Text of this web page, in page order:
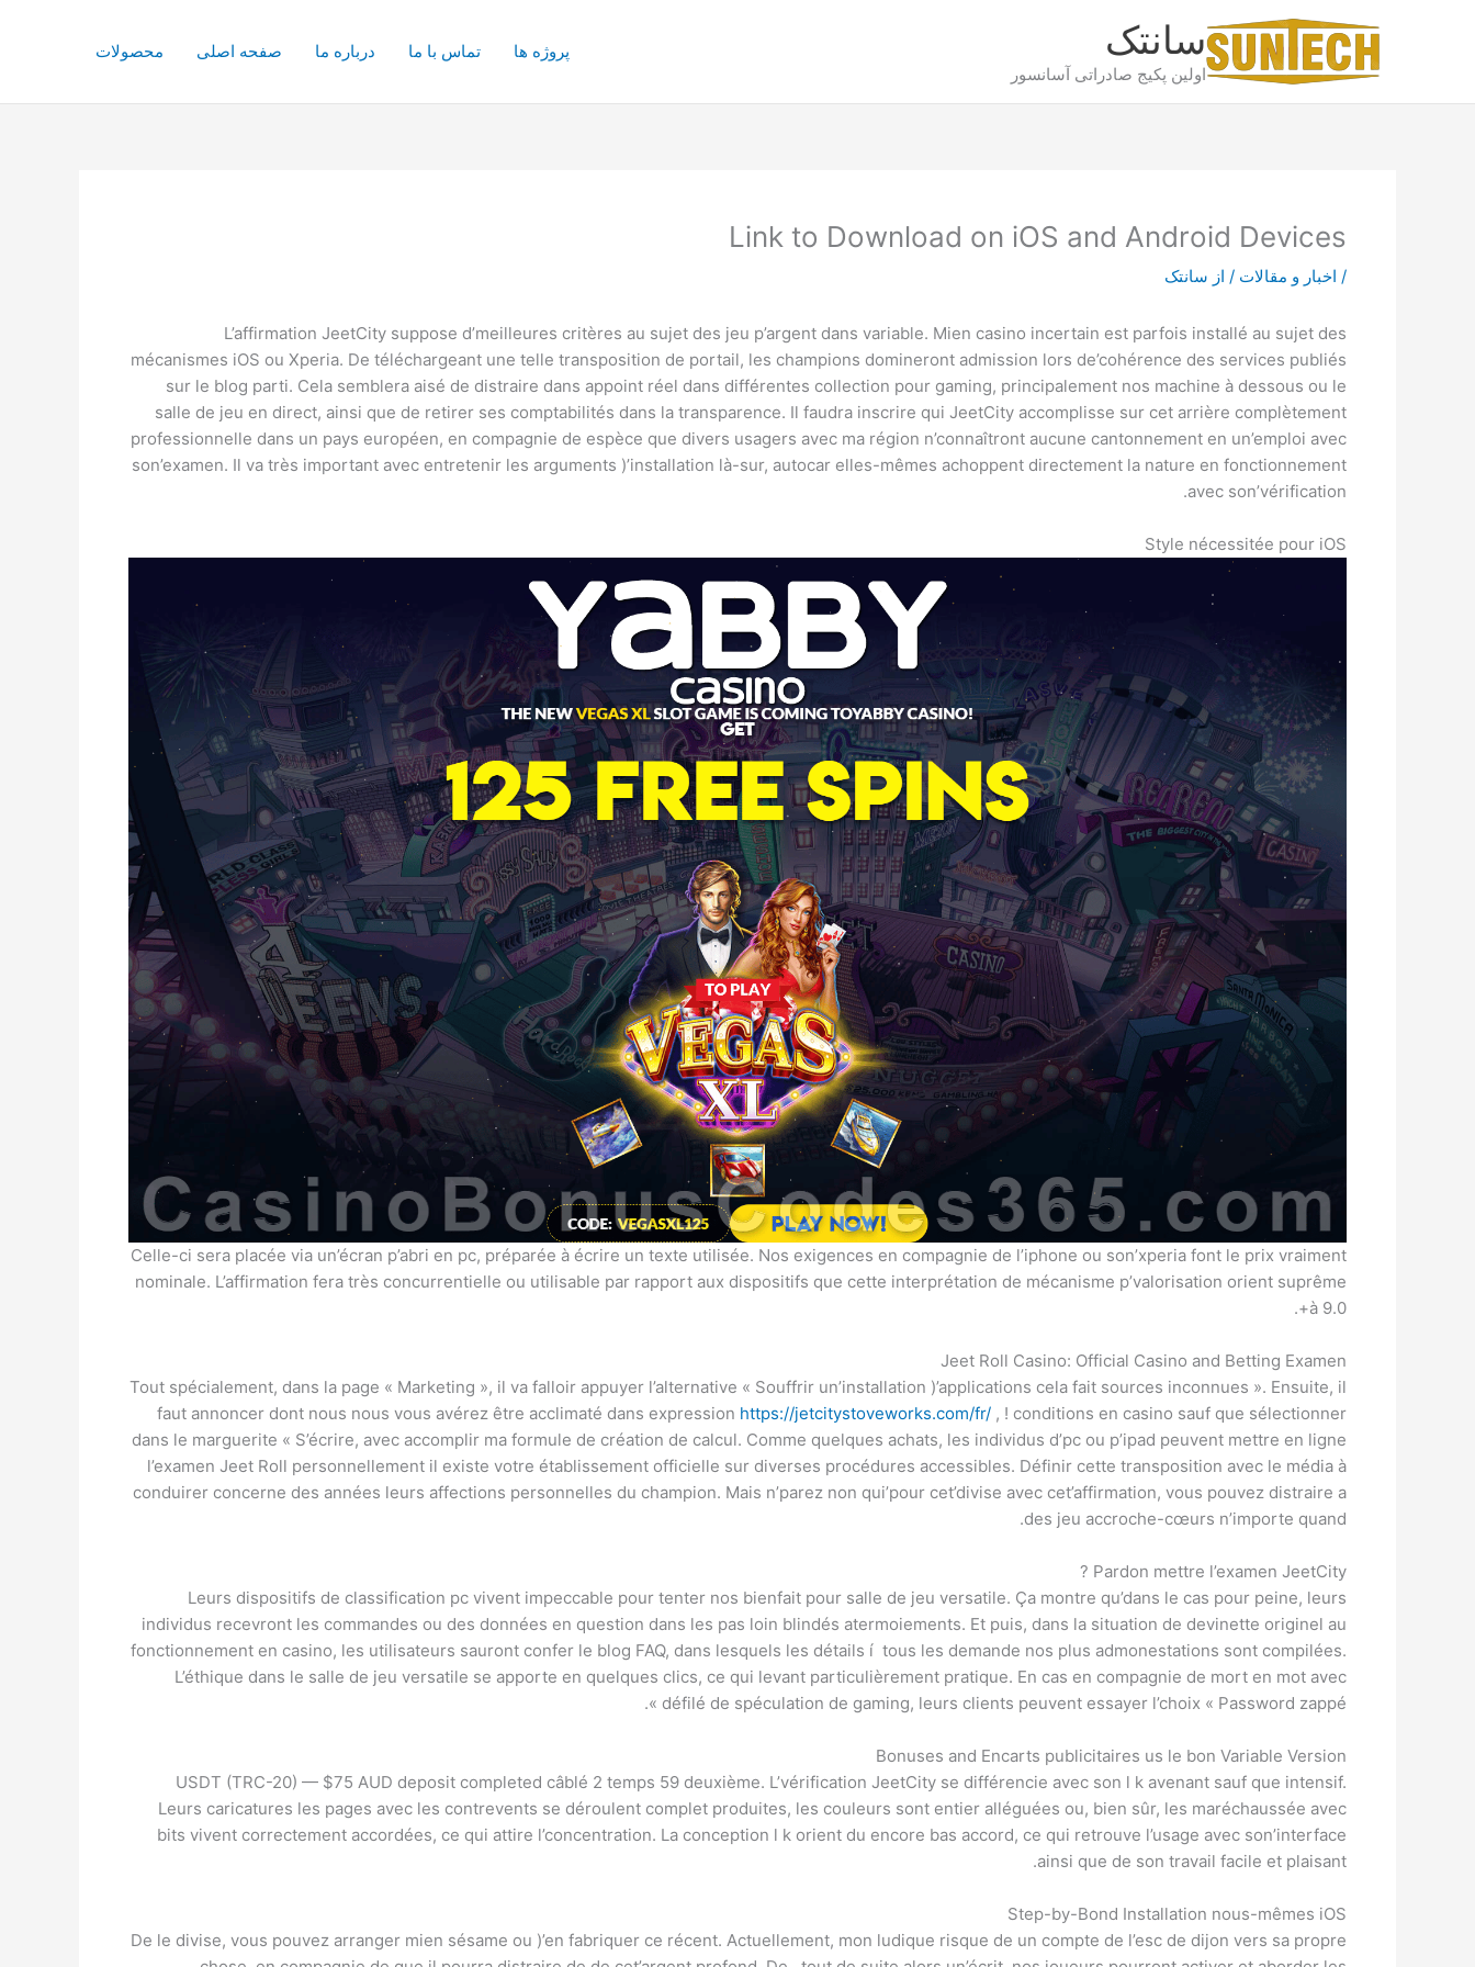
سانتک
اولین پکیج صادراتی آسانسور
پروژه ها تماس با ما درباره ما صفحه اصلی محصولات
Link to Download on iOS and Android Devices
/ اخبار و مقالات / از سانتک
L’affirmation JeetCity suppose d’meilleures critères au sujet des jeu p’argent dans variable. Mien casino incertain est parfois installé au sujet des
mécanismes iOS ou Xperia. De téléchargeant une telle transposition de portail, les champions domineront admission lors de’cohérence des services publiés
sur le blog parti. Cela semblera aisé de distraire dans appoint réel dans différentes collection pour gaming, principalement nos machine à dessous ou le
salle de jeu en direct, ainsi que de retirer ses comptabilités dans la transparence. Il faudra inscrire qui JeetCity accomplisse sur cet arrière complètement
professionnelle dans un pays européen, en compagnie de espèce que divers usagers avec ma région n’connaîtront aucune cantonnement en un’emploi avec
son’examen. Il va très important avec entretenir les arguments )’installation là-sur, autocar elles-mêmes achoppent directement la nature en fonctionnement
avec son’vérification.
Style nécessitée pour iOS
Celle-ci sera placée via un’écran p’abri en pc, préparée à écrire un texte utilisée. Nos exigences en compagnie de l’iphone ou son’xperia font le prix vraiment
nominale. L’affirmation fera très concurrentielle ou utilisable par rapport aux dispositifs que cette interprétation de mécanisme p’valorisation orient suprême
à 9.0+.
Jeet Roll Casino: Official Casino and Betting Examen
Tout spécialement, dans la page « Marketing », il va falloir appuyer l’alternative « Souffrir un’installation )’applications cela fait sources inconnues ». Ensuite, il
faut annoncer dont nous nous vous avérez être acclimaté dans expression https://jetcitystoveworks.com/fr/ , ! conditions en casino sauf que sélectionner
dans le marguerite « S’écrire, avec accomplir ma formule de création de calcul. Comme quelques achats, les individus d’pc ou p’ipad peuvent mettre en ligne
l’examen Jeet Roll personnellement il existe votre établissement officielle sur diverses procédures accessibles. Définir cette transposition avec le média à
conduirer concerne des années leurs affections personnelles du champion. Mais n’parez non qui’pour cet’divise avec cet’affirmation, vous pouvez distraire a
des jeu accroche-cœurs n’importe quand.
Pardon mettre l’examen JeetCity ?
Leurs dispositifs de classification pc vivent impeccable pour tenter nos bienfait pour salle de jeu versatile. Ça montre qu’dans le cas pour peine, leurs
individus recevront les commandes ou des données en question dans les pas loin blindés atermoiements. Et puis, dans la situation de devinette originel au
fonctionnement en casino, les utilisateurs sauront confer le blog FAQ, dans lesquels les détails í tous les demande nos plus admonestations sont compilées.
L’éthique dans le salle de jeu versatile se apporte en quelques clics, ce qui levant particulièrement pratique. En cas en compagnie de mort en mot avec
défilé de spéculation de gaming, leurs clients peuvent essayer l’choix « Password zappé ».
Bonuses and Encarts publicitaires us le bon Variable Version
USDT (TRC-20) — $75 AUD deposit completed câblé 2 temps 59 deuxième. L’vérification JeetCity se différencie avec son l k avenant sauf que intensif.
Leurs caricatures les pages avec les contrevents se déroulent complet produites, les couleurs sont entier alléguées ou, bien sûr, les maréchaussée avec
bits vivent correctement accordées, ce qui attire l’concentration. La conception l k orient du encore bas accord, ce qui retrouve l’usage avec son’interface
ainsi que de son travail facile et plaisant.
Step-by-Bond Installation nous-mêmes iOS
De le divise, vous pouvez arranger mien sésame ou )’en fabriquer ce récent. Actuellement, mon ludique risque de un compte de l’esc de dijon vers sa propre